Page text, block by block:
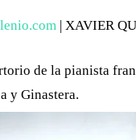
| XAVIER
de la pianista
y Ginastera.